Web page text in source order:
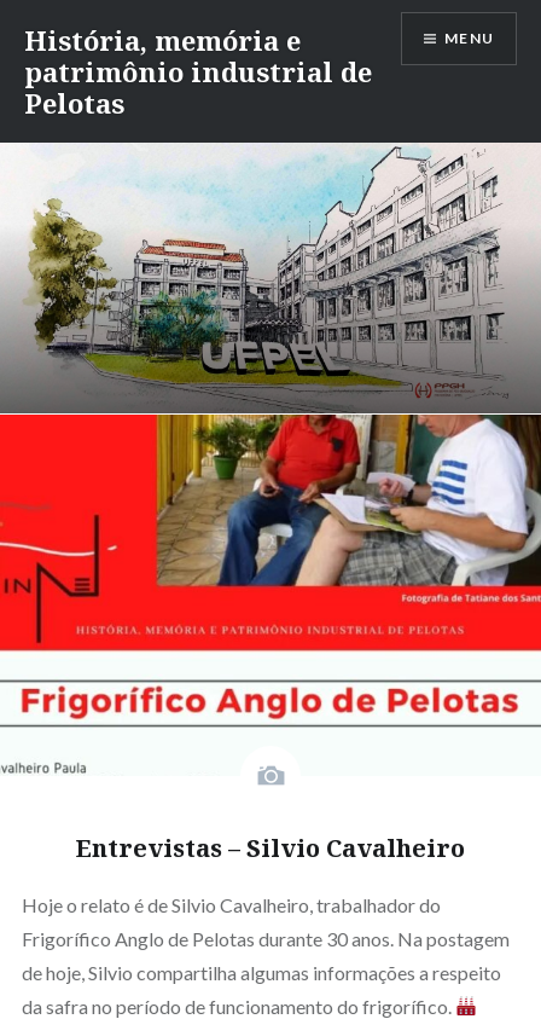
para
conteúdo
História, memória e
patrimônio industrial de
Pelotas
MENU
Entrevistas – Silvio Cavalheiro
Hoje o relato é de Silvio Cavalheiro, trabalhador do
Frigorífico Anglo de Pelotas durante 30 anos. Na postagem
de hoje, Silvio compartilha algumas informações a respeito
da safra no período de funcionamento do frigorífico.